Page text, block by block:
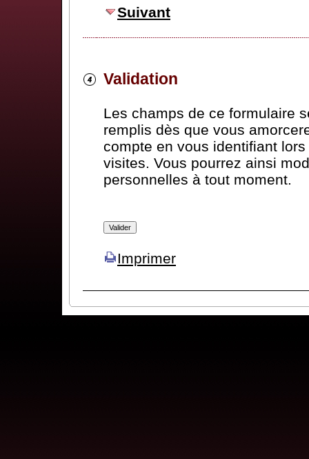
Suivant
Validation
Les champs de ce formulaire
remplis dès que vous
compte en vous identifiant
visites. Vous pourrez ainsi
personnelles à tout moment.
Imprimer